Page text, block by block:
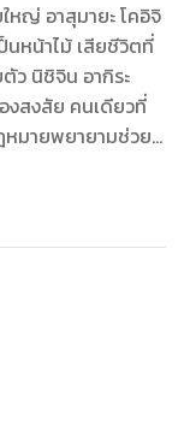
หญ่ อาสุมายะ โคอิจิ
นหน้าไม้ เสียชีวิตที่
ว นิชิจิน อากิระ
งสงสัย คนเดียวที่
หมายพยายามช่วย
มจริงในคดีนี้ให้
นวันเกิดเหตุ เพื่อ
จ้างมานั้นมีโทมะ
งคดีด้วยวิธีจำลอง